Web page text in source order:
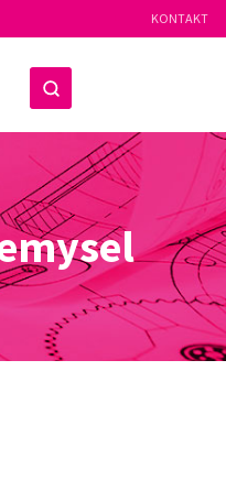
KONTAKT